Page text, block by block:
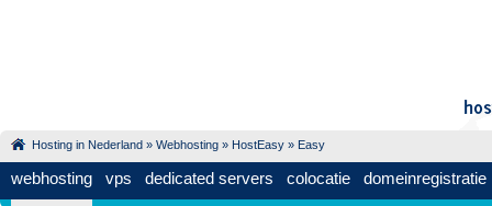
Hosting in Nederland » Webhosting » HostEasy » Easy
webhosting vps dedicated servers colocatie domeinregistratie